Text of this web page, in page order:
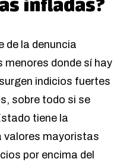
de la denuncia
menores donde sí hay
indicios fuertes
sobre todo si se
tiene la
valores mayoristas
por encima del